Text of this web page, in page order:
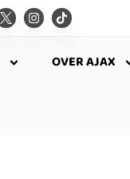
OVER AJAX